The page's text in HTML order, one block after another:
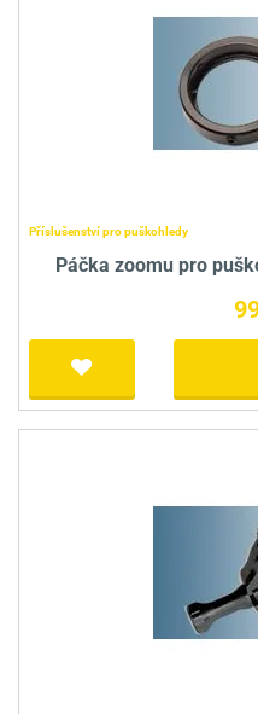
Příslušenství pro puškohledy
Páčka zoomu pro